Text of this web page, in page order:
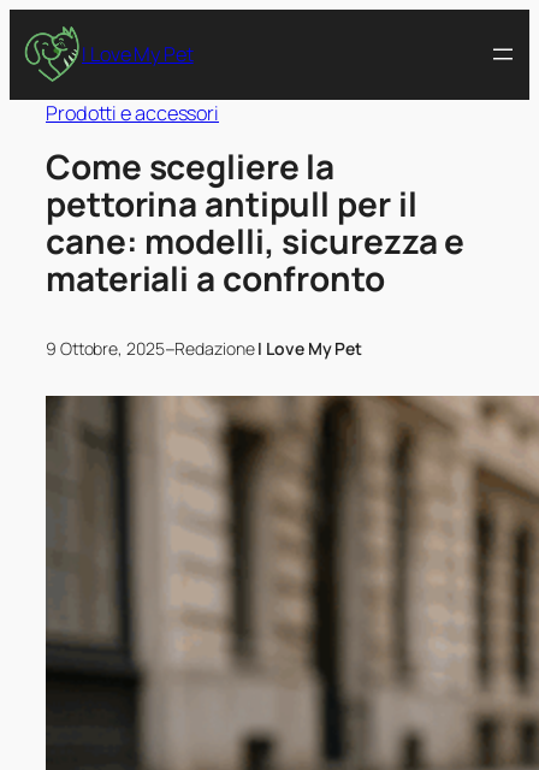
I Love My Pet
Prodotti e accessori
Come scegliere la
pettorina antipull per il
cane: modelli, sicurezza e
materiali a confronto
9 Ottobre, 2025–RedazioneI Love My Pet